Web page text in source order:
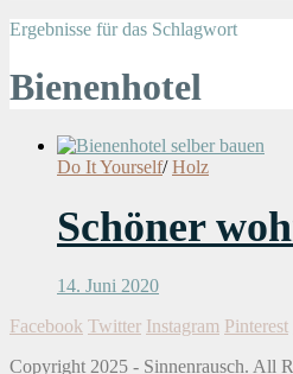
Ergebnisse für das Schlagwort
Bienenhotel
Do It Yourself/ Holz
Schöner
14. Juni 2020
Facebook Twitter Instagram Pinterest
Copyright 2025 - Sinnenrausch. All